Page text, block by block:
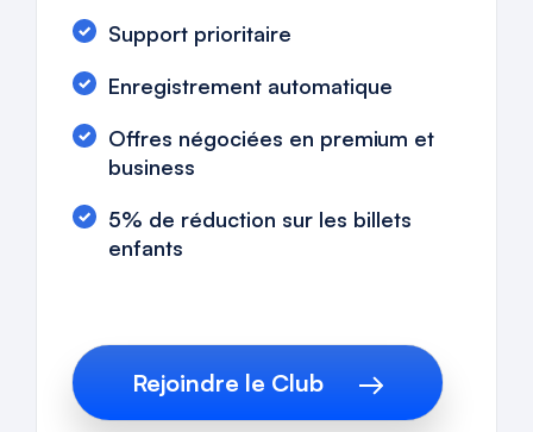
Support prioritaire
Enregistrement automatique
Offres négociées en premium et
business
5% de réduction sur les billets
enfants
Rejoindre le Club